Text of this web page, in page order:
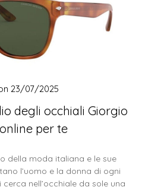
degli occhiali Giorgio
per te
23/07/2025
della moda italiana e le sue
l’uomo e la donna di ogni
cerca nell’occhiale da sole una